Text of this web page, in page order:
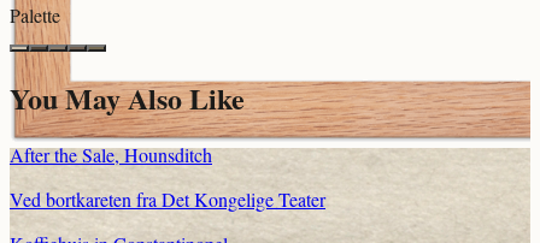
Palette
You May Also Like
After the Sale, Hounsditch
Ved bortkareten fra Det Kongelige Teater